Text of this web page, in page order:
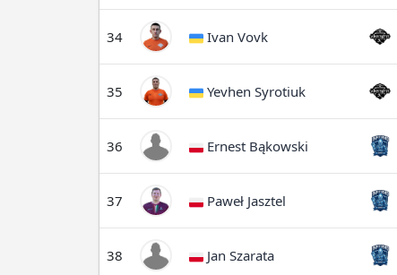
34 Ivan Vovk
35 Yevhen Syrotiuk
36 Ernest Bąkowski
37 Paweł Jasztel
38 Jan Szarata